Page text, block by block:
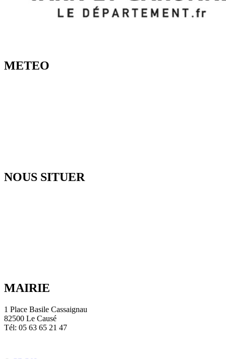
METEO
NOUS SITUER
MAIRIE
1 Place Basile Cassaignau
82500 Le Causé
Tél: 05 63 65 21 47